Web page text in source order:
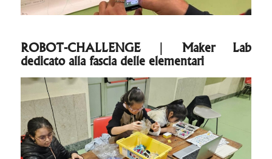
ROBOT-CHALLENGE | Maker Lab
dedicato alla fascia delle elementari